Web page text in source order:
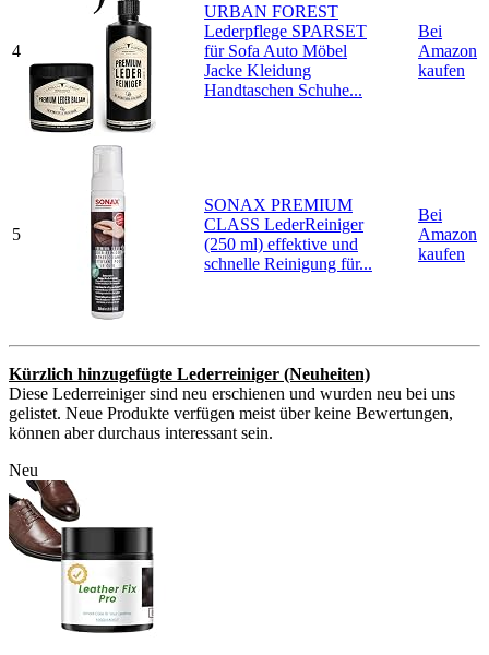
4
URBAN FOREST
Lederpflege SPARSET
für Sofa Auto Möbel
Jacke Kleidung
Handtaschen Schuhe...
Bei
Amazon
kaufen
5
SONAX PREMIUM
CLASS LederReiniger
(250 ml) effektive und
schnelle Reinigung für...
Bei
Amazon
kaufen
Kürzlich hinzugefügte Lederreiniger (Neuheiten)
Diese Lederreiniger sind neu erschienen und wurden neu bei uns
gelistet. Neue Produkte verfügen meist über keine Bewertungen,
können aber durchaus interessant sein.
Neu